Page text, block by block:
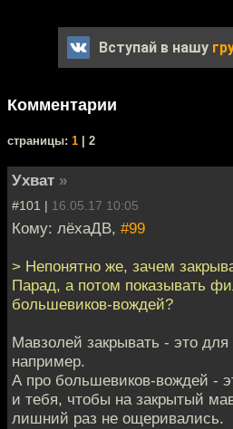
Вступай в нашу
Комментарии
cтраницы: 1 | 2
Ухват »
#101 | 16.05.17 10:05
Кому: лёхаДВ, #99
> Непонятно же, зачем
Парад, а потом показывать
большевиков-вождей?
Мавзолей закрывать - это
например.
А про большевиков-вождей -
и тебя, чтобы на закрытый
лишний раз не ощеривались.